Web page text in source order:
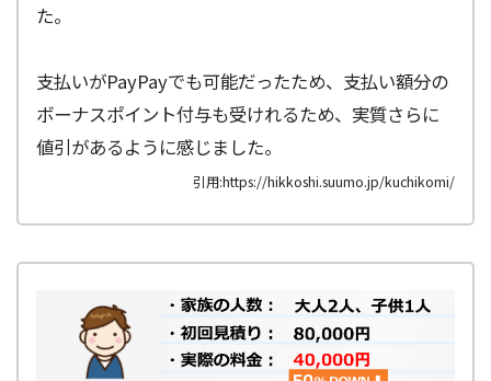
た。
支払いがPayPayでも可能だったため、支払い額分の
ボーナスポイント付与も受けれるため、実質さらに
値引があるように感じました。
引用:https://hikkoshi.suumo.jp/kuchikomi/